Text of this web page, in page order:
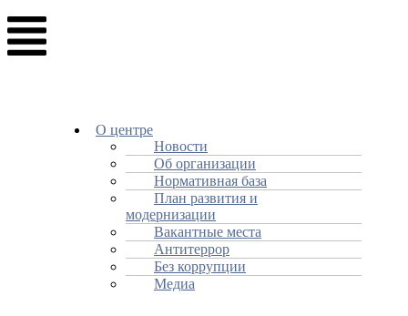
О центре
Новости
Об организации
Нормативная база
План развития и
модернизации
Вакантные места
Антитеррор
Без коррупции
Медиа